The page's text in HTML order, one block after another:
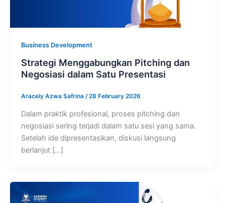
Business Development
Strategi Menggabungkan Pitching dan
Negosiasi dalam Satu Presentasi
Aracely Azwa Safrina /28 February 2026
Dalam praktik profesional, proses pitching dan
negosiasi sering terjadi dalam satu sesi yang sama.
Setelah ide dipresentasikan, diskusi langsung
berlanjut […]